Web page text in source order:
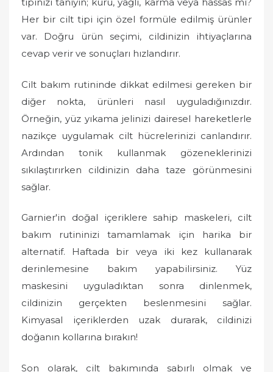
Her bir cilt tipi için özel formüle edilmiş ürünler
var. Doğru ürün seçimi, cildinizin ihtiyaçlarına
cevap verir ve sonuçları hızlandırır.
Cilt bakım rutininde dikkat edilmesi gereken bir
diğer nokta, ürünleri nasıl uyguladığınızdır.
Örneğin, yüz yıkama jelinizi dairesel hareketlerle
nazikçe uygulamak cilt hücrelerinizi canlandırır.
Ardından tonik kullanmak gözeneklerinizi
sıkılaştırırken cildinizin daha taze görünmesini
sağlar.
Garnier'in doğal içeriklere sahip maskeleri, cilt
bakım rutininizi tamamlamak için harika bir
alternatif. Haftada bir veya iki kez kullanarak
derinlemesine bakım yapabilirsiniz. Yüz
maskesini uyguladıktan sonra dinlenmek,
cildinizin gerçekten beslenmesini sağlar.
Kimyasal içeriklerden uzak durarak, cildinizi
doğanın kollarına bırakın!
Son olarak, cilt bakımında sabırlı olmak ve